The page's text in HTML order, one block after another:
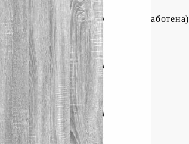
борова дървесина (необработена)
дървесина
Д x В)
(общо): 60 кг
(за всяко чекмедже): 5 кг